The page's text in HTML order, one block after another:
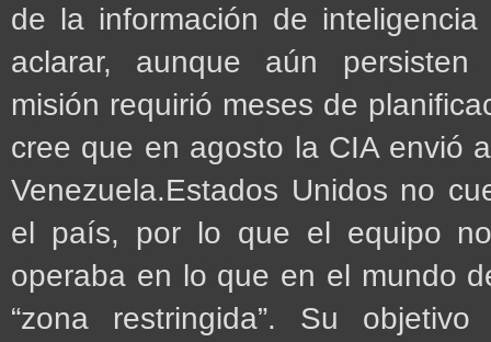
de la información de
aclarar, aunque aún persisten
misión requirió meses de
cree que en agosto la CIA envió
Venezuela.Estados Unidos no
el país, por lo que el equipo
operaba en lo que en el mundo
“zona restringida”. Su